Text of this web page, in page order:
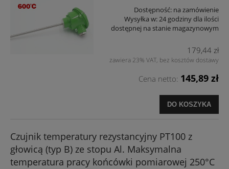
Dostępność: na zamówienie
Wysyłka w:24 godziny dla ilości
dostępnej na stanie magazynowym
179,44 zł
zawiera 23% VAT, bez kosztów dostawy
Cena netto: 145,89 zł
DO KOSZYKA
Czujnik temperatury rezystancyjny PT100 z
głowicą (typ B) ze stopu Al. Maksymalna
temperatura pracy końcówki pomiarowej 250°C